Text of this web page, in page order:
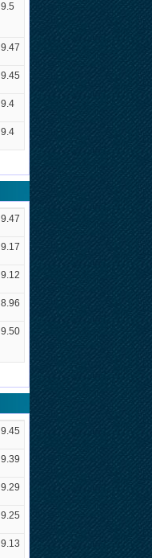
9.5
9.47
9.45
9.4
9.4
9.47
9.17
9.12
8.96
9.50
9.45
9.39
9.29
9.25
9.13